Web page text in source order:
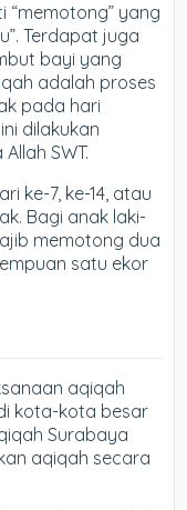
“memotong” yang
Terdapat juga
bayi yang
adalah proses
pada hari
dilakukan
SWT.
ke-7, ke-14, atau
Bagi anak laki-
memotong dua
satu ekor
aqiqah
kota-kota besar
Surabaya
aqiqah secara